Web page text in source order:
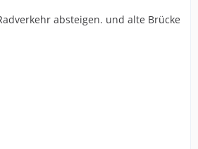
absteigen. und alte Brücke